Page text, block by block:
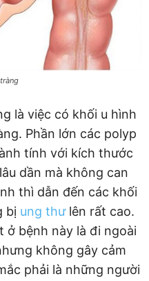
là việc có khối u hình
Phần lớn các polyp
tính với kích thước
dần mà không can
thì dẫn đến các khối
bị ung thưlên rất cao.
ở bệnh này là đi ngoài
không gây cảm
phải là những người